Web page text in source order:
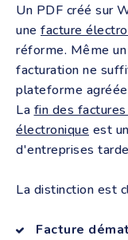
Un PDF créé sur
une facture
réforme. Même
facturation ne
plateforme
La fin des
électronique est
d'entreprises
La distinction est
Facture